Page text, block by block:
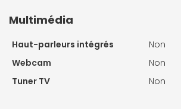
Multimédia
Haut-parleurs intégrés
Non
Webcam
Non
Tuner TV
Non